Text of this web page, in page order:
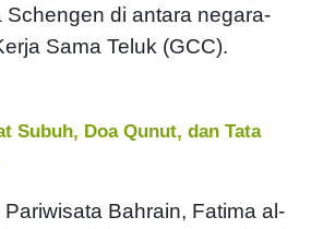
Schengen di antara negara-
Sama Teluk (GCC).
Subuh, Doa Qunut, dan Tata
Bahrain, Fatima al-